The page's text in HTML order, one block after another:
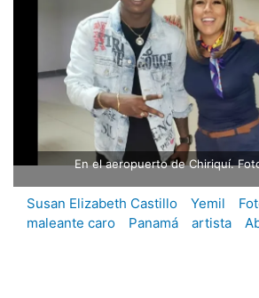
En el aeropuerto de Chiriquí.
Susan Elizabeth Castillo Yemil
maleante caro
Panamá artista